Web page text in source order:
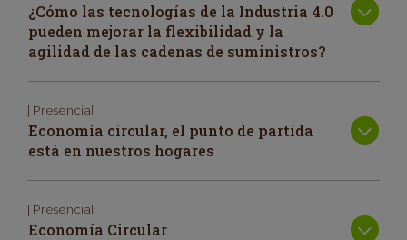
¿Cómo las tecnologías de la Industria 4.0
pueden mejorar la flexibilidad y la
agilidad de las cadenas de suministros?
| Presencial
Economía circular, el punto de partida
está en nuestros hogares
| Presencial
Economía Circular